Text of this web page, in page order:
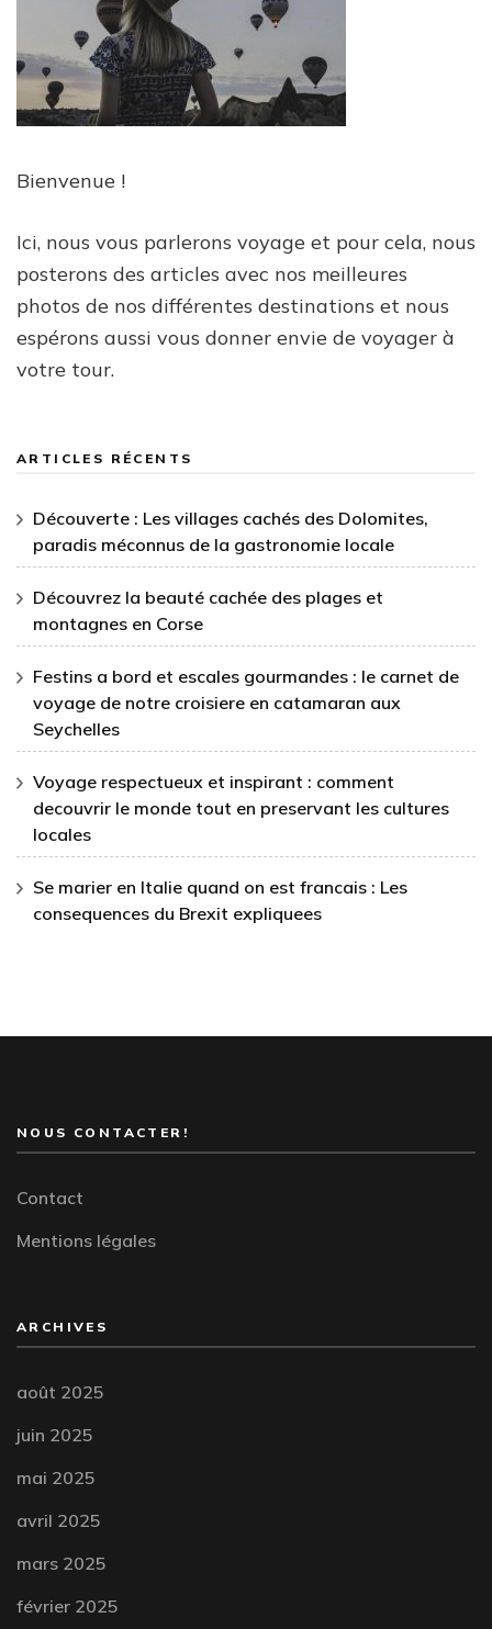
Bienvenue !
Ici, nous vous parlerons voyage et pour cela, nous
posterons des articles avec nos meilleures
photos de nos différentes destinations et nous
espérons aussi vous donner envie de voyager à
votre tour.
ARTICLES RÉCENTS
Découverte : Les villages cachés des Dolomites,
paradis méconnus de la gastronomie locale
Découvrez la beauté cachée des plages et
montagnes en Corse
Festins a bord et escales gourmandes : le carnet de
voyage de notre croisiere en catamaran aux
Seychelles
Voyage respectueux et inspirant : comment
decouvrir le monde tout en preservant les cultures
locales
Se marier en Italie quand on est francais : Les
consequences du Brexit expliquees
NOUS CONTACTER!
Contact
Mentions légales
ARCHIVES
août 2025
juin 2025
mai 2025
avril 2025
mars 2025
février 2025